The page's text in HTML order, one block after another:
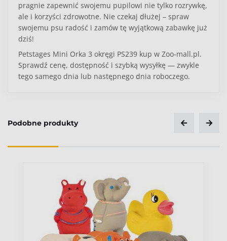
pragnie zapewnić swojemu pupilowi nie tylko rozrywkę,
ale i korzyści zdrowotne. Nie czekaj dłużej – spraw
swojemu psu radość i zamów tę wyjątkową zabawkę już
dziś!
Petstages Mini Orka 3 okręgi PS239 kup w Zoo-mall.pl.
Sprawdź cenę, dostępność i szybką wysyłkę — zwykle
tego samego dnia lub następnego dnia roboczego.
Podobne produkty